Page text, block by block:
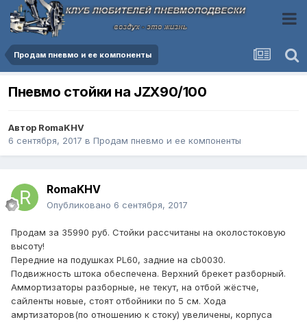
Продам пневмо и ее компоненты
Пневмо стойки на JZX90/100
Автор RomaKHV
6 сентября, 2017 в Продам пневмо и ее компоненты
RomaKHV
Опубликовано 6 сентября, 2017
Продам за 35990 руб. Стойки рассчитаны на околостоковую
высоту!
Передние на подушках PL60, задние на cb0030.
Подвижность штока обеспечена. Верхний брекет разборный.
Аммортизаторы разборные, не текут, на отбой жёстче,
сайленты новые, стоят отбойники по 5 см. Хода
амртизаторов(по отношению к стоку) увеличены, корпуса